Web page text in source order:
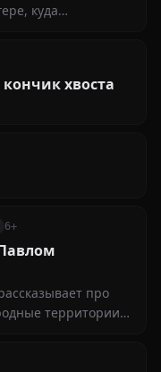
куда
за всем
сигналы
хвоста
6+
про
территории